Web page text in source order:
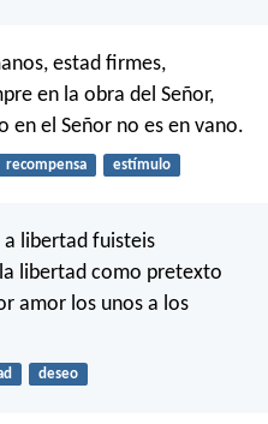
estad firmes,
en la obra del Señor,
en el Señor no es en vano.
recompensa estímulo
a libertad fuisteis
libertad como pretexto
amor los unos a los
deseo